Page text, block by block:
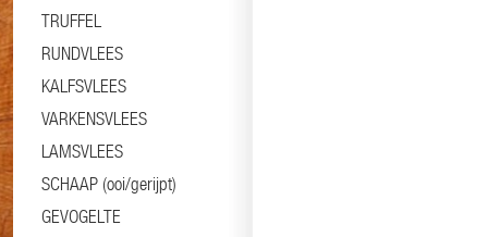
TRUFFEL
RUNDVLEES
KALFSVLEES
VARKENSVLEES
LAMSVLEES
SCHAAP (ooi/gerijpt)
GEVOGELTE